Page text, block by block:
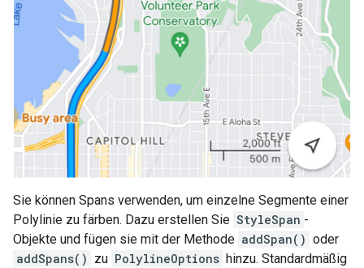
Sie können Spans verwenden, um einzelne Segmente einer
Polylinie zu färben. Dazu erstellen Sie StyleSpan -
Objekte und fügen sie mit der Methode addSpan() oder
addSpans() zu PolylineOptions hinzu. Standardmäßig